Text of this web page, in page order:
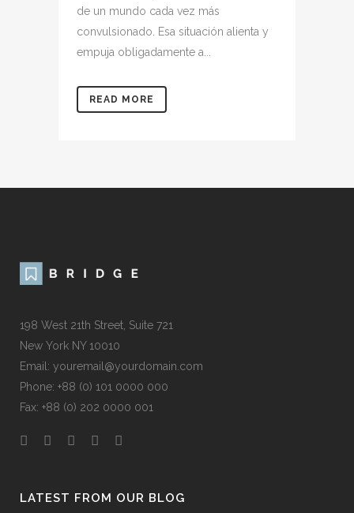
de un mundo cada vez más
convulsionado. Esa situación alienta y
empuja obligadamente a...
READ MORE
198 West 21th Street, Suite 721
New York NY 10010
Email: youremail@yourdomain.com
Phone: +88 (0) 101 0000 000
Fax: +88 (0) 202 0000 001
LATEST FROM OUR BLOG